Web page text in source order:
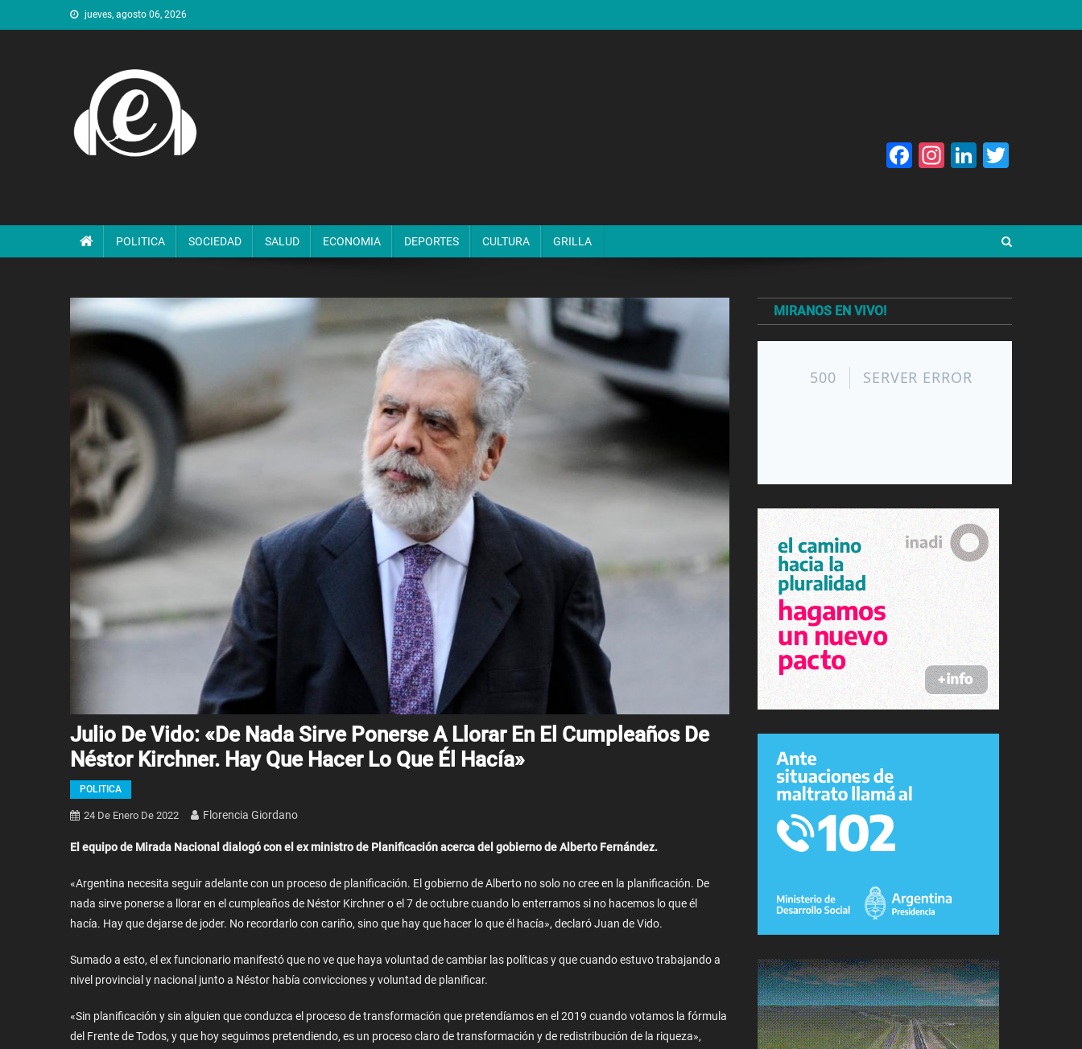
al
jueves, agosto 06, 2026
Facebook
Instagram
LinkedIn
POLITICA SOCIEDAD SALUD ECONOMIA DEPORTES CULTURA GRILLA
Julio De Vido: «De Nada Sirve Ponerse A Llorar En El Cumpleaños De
Néstor Kirchner. Hay Que Hacer Lo Que Él Hacía»
POLITICA
24 De Enero De 2022 Florencia Giordano
El equipo de Mirada Nacional dialogó con el ex ministro de Planificación acerca del gobierno de Alberto Fernández.
«Argentina necesita seguir adelante con un proceso de planificación. El gobierno de Alberto no solo no cree en la planificación. De
nada sirve ponerse a llorar en el cumpleaños de Néstor Kirchner o el 7 de octubre cuando lo enterramos si no hacemos lo que él
hacía. Hay que dejarse de joder. No recordarlo con cariño, sino que hay que hacer lo que él hacía», declaró Juan de Vido.
Sumado a esto, el ex funcionario manifestó que no ve que haya voluntad de cambiar las políticas y que cuando estuvo trabajando a
nivel provincial y nacional junto a Néstor había convicciones y voluntad de planificar.
«Sin planificación y sin alguien que conduzca el proceso de transformación que pretendíamos en el 2019 cuando votamos la fórmula
del Frente de Todos, y que hoy seguimos pretendiendo, es un proceso claro de transformación y de redistribución de la riqueza»,
MIRANOS EN VIVO!